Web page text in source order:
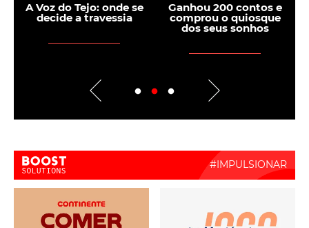
A Voz do Tejo: onde se
decide a travessia
Ganhou 200 contos e
comprou o quiosque
dos seus sonhos
Boost Activate